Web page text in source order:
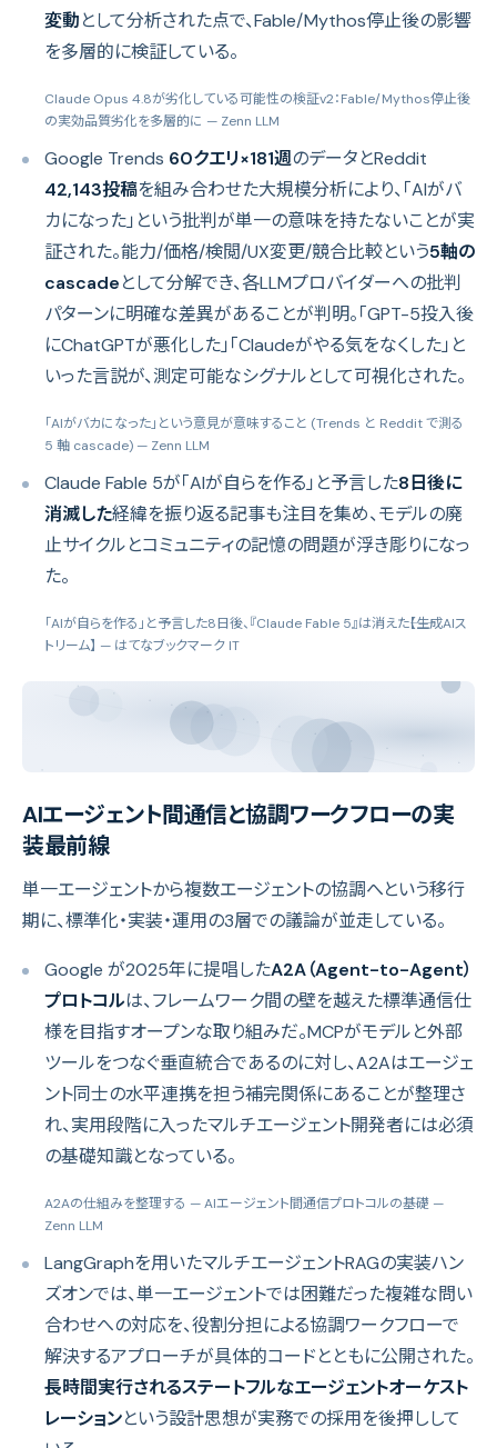
変動として分析された点で、Fable/Mythos停止後の影響
を多層的に検証している。
Claude Opus 4.8が劣化している可能性の検証v2：Fable/Mythos停止後
の実効品質劣化を多層的に — Zenn LLM
Google Trends 60クエリ×181週のデータとReddit
42,143投稿を組み合わせた大規模分析により、「AIがバ
カになった」という批判が単一の意味を持たないことが実
証された。能力/価格/検閲/UX変更/競合比較という5軸の
cascadeとして分解でき、各LLMプロバイダーへの批判
パターンに明確な差異があることが判明。「GPT-5投入後
にChatGPTが悪化した」「Claudeがやる気をなくした」と
いった言説が、測定可能なシグナルとして可視化された。
「AIがバカになった」という意見が意味すること (Trends と Reddit で測る
5 軸 cascade) — Zenn LLM
Claude Fable 5が「AIが自らを作る」と予言した8日後に
消滅した経緯を振り返る記事も注目を集め、モデルの廃
止サイクルとコミュニティの記憶の問題が浮き彫りになっ
た。
「AIが自らを作る」と予言した8日後、『Claude Fable 5』は消えた――【生成AIス
トリーム】 — はてなブックマーク IT
AIエージェント間通信と協調ワークフローの実
装最前線
単一エージェントから複数エージェントの協調へという移行
期に、標準化・実装・運用の3層での議論が並走している。
Google が2025年に提唱したA2A（Agent-to-Agent）
プロトコルは、フレームワーク間の壁を越えた標準通信仕
様を目指すオープンな取り組みだ。MCPがモデルと外部
ツールをつなぐ垂直統合であるのに対し、A2Aはエージェ
ント同士の水平連携を担う補完関係にあることが整理さ
れ、実用段階に入ったマルチエージェント開発者には必須
の基礎知識となっている。
A2Aの仕組みを整理する — AIエージェント間通信プロトコルの基礎 —
Zenn LLM
LangGraphを用いたマルチエージェントRAGの実装ハン
ズオンでは、単一エージェントでは困難だった複雑な問い
合わせへの対応を、役割分担による協調ワークフローで
解決するアプローチが具体的コードとともに公開された。
長時間実行されるステートフルなエージェントオーケスト
レーションという設計思想が実務での採用を後押しして